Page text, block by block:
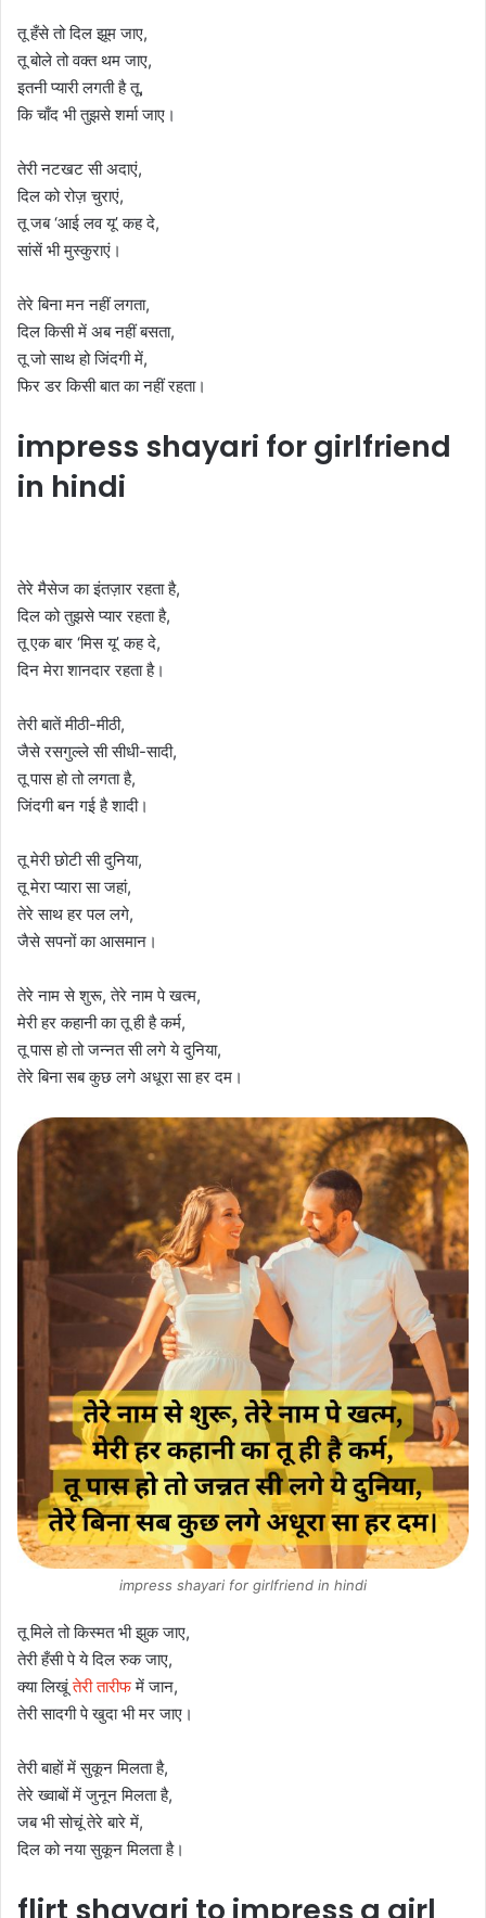
तू हँसे तो दिल झूम जाए,
तू बोले तो वक्त थम जाए,
इतनी प्यारी लगती है तू,
कि चाँद भी तुझसे शर्मा जाए।
तेरी नटखट सी अदाएं,
दिल को रोज़ चुराएं,
तू जब ‘आई लव यू’ कह दे,
सांसें भी मुस्कुराएं।
तेरे बिना मन नहीं लगता,
दिल किसी में अब नहीं बसता,
तू जो साथ हो जिंदगी में,
फिर डर किसी बात का नहीं रहता।
impress shayari for girlfriend
in hindi
तेरे मैसेज का इंतज़ार रहता है,
दिल को तुझसे प्यार रहता है,
तू एक बार ‘मिस यू’ कह दे,
दिन मेरा शानदार रहता है।
तेरी बातें मीठी-मीठी,
जैसे रसगुल्ले सी सीधी-सादी,
तू पास हो तो लगता है,
जिंदगी बन गई है शादी।
तू मेरी छोटी सी दुनिया,
तू मेरा प्यारा सा जहां,
तेरे साथ हर पल लगे,
जैसे सपनों का आसमान।
तेरे नाम से शुरू, तेरे नाम पे खत्म,
मेरी हर कहानी का तू ही है कर्म,
तू पास हो तो जन्नत सी लगे ये दुनिया,
तेरे बिना सब कुछ लगे अधूरा सा हर दम।
impress shayari for girlfriend in hindi
तू मिले तो किस्मत भी झुक जाए,
तेरी हँसी पे ये दिल रुक जाए,
क्या लिखूंतेरी तारीफमें जान,
तेरी सादगी पे खुदा भी मर जाए।
तेरी बाहों में सुकून मिलता है,
तेरे ख्वाबों में जुनून मिलता है,
जब भी सोचूं तेरे बारे में,
दिल को नया सुकून मिलता है।